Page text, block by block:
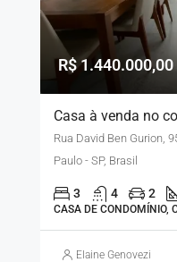
R$ 1.440.000,00
Casa à venda no
Rua David Ben Gurion,
Paulo - SP, Brasil
3 4 2
CASA DE CONDOMÍNIO,
Elaine Genovezi